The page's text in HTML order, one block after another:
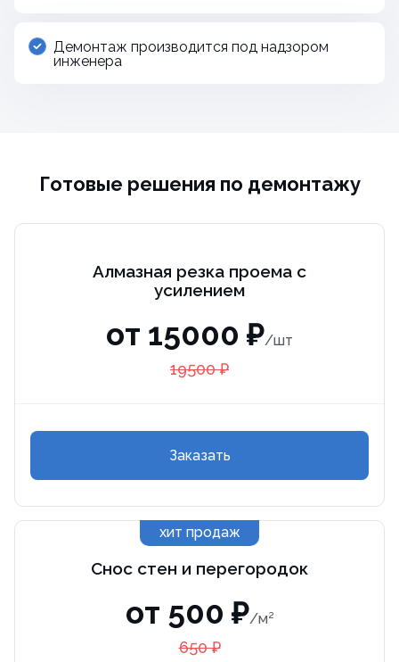
Демонтаж производится под надзором
инженера
Готовые решения по демонтажу
Алмазная резка проема с
усилением
от 15000 ₽/шт
19500 ₽
Заказать
хит продаж
Снос стен и перегородок
от 500 ₽/м²
650 ₽